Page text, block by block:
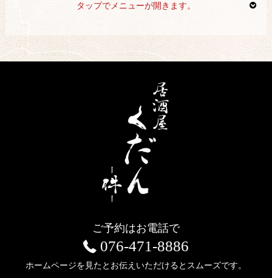
タップでメニューが開きます。
ご予約はお電話で
076-471-8886
ホームページを見たとお伝えいただけるとスムーズです。